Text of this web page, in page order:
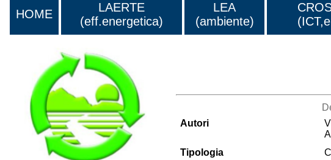
HOME
LAERTE
(eff.energetica)
LEA
(ambiente)
Autori
Tipologia